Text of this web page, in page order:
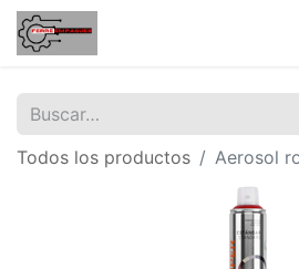
Todos los productos Aerosol